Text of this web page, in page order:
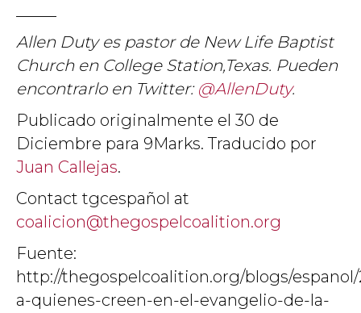
Allen Duty es pastor de New Life Baptist
Church en College Station,Texas. Pueden
encontrarlo en Twitter: @AllenDuty.
Publicado originalmente el 30 de
Diciembre para 9Marks. Traducido por
Juan Callejas.
Contact tgcespañol at
coalicion@thegospelcoalition.org
Fuente:
http://thegospelcoalition.org/blogs/
a-quienes-creen-en-el-evangelio-de-la-